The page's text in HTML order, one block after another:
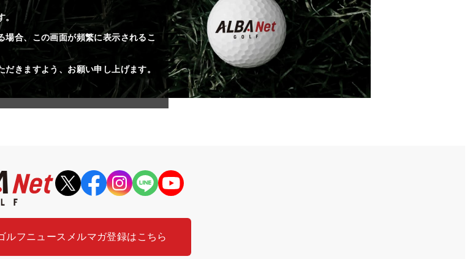
合、この画面が頻繁に表示されるこ
きますよう、お願い申し上げます。
ルフニュース メルマガ登録はこちら